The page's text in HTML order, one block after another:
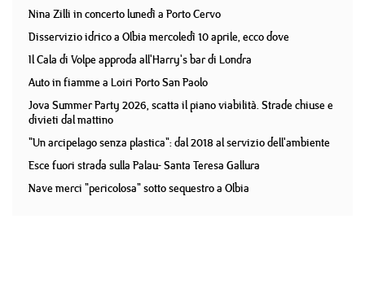
Nina Zilli in concerto lunedì a Porto Cervo
Disservizio idrico a Olbia mercoledì 10 aprile, ecco dove
Il Cala di Volpe approda all'Harry's bar di Londra
Auto in fiamme a Loiri Porto San Paolo
Jova Summer Party 2026, scatta il piano viabilità. Strade chiuse e
divieti dal mattino
"Un arcipelago senza plastica": dal 2018 al servizio dell'ambiente
Esce fuori strada sulla Palau- Santa Teresa Gallura
Nave merci "pericolosa" sotto sequestro a Olbia